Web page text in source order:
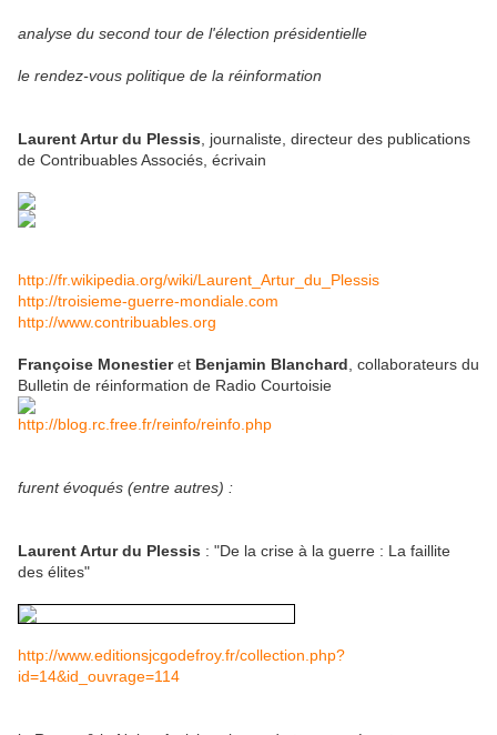
analyse du second tour de l'élection présidentielle
le rendez-vous politique de la réinformation
Laurent Artur du Plessis , journaliste, directeur des publications
de Contribuables Associés, écrivain
http://fr.wikipedia.org/wiki/Laurent_Artur_du_Plessis
http://troisieme-guerre-mondiale.com
http://www.contribuables.org
Françoise Monestieret Benjamin Blanchard , collaborateurs du
Bulletin de réinformation de Radio Courtoisie
http://blog.rc.free.fr/reinfo/reinfo.php
furent évoqués (entre autres) :
Laurent Artur du Plessis : "De la crise à la guerre : La faillite
des élites"
http://www.editionsjcgodefroy.fr/collection.php?
id=14&id_ouvrage=114